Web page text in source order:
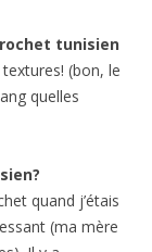
tunisien
(bon, le
quelles
quand j’étais
(ma mère